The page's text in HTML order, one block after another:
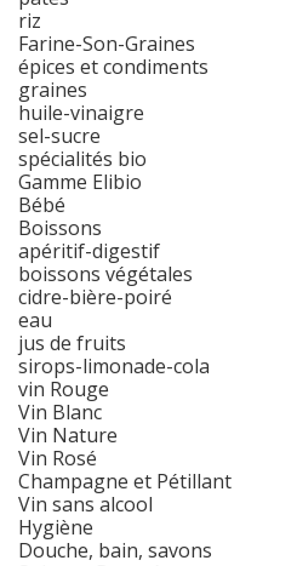
riz
Farine-Son-Graines
épices et condiments
graines
huile-vinaigre
sel-sucre
spécialités bio
Gamme Elibio
Bébé
Boissons
apéritif-digestif
boissons végétales
cidre-bière-poiré
eau
jus de fruits
sirops-limonade-cola
vin Rouge
Vin Blanc
Vin Nature
Vin Rosé
Champagne et Pétillant
Vin sans alcool
Hygiène
Douche, bain, savons